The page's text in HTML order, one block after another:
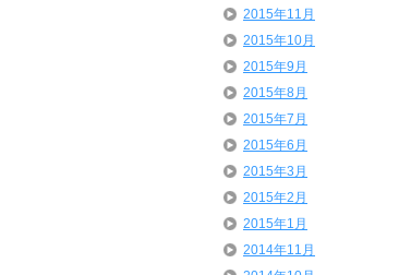
2015年11月
2015年10月
2015年9月
2015年8月
2015年7月
2015年6月
2015年3月
2015年2月
2015年1月
2014年11月